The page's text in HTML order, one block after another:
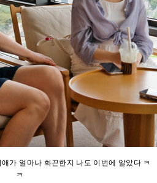
가 얼마나 화끈한지 나도 이번에 알았다 ㅋ
ㅋ